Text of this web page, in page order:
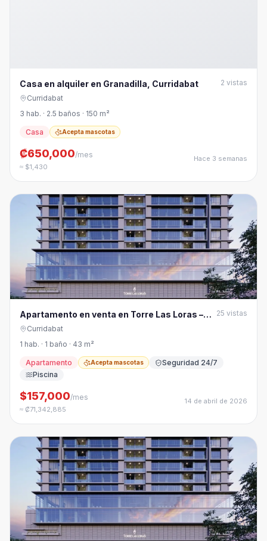
Casa en alquiler en Granadilla, Curridabat 2 vistas
Curridabat
3 hab. · 2.5 baños · 150 m²
Casa Acepta mascotas
₡650,000/mes
≈ $1,430
Hace 3 semanas
Apartamento en venta en Torre Las Loras –
Curridabat
25 vistas
Curridabat
1 hab. · 1 baño · 43 m²
Apartamento Acepta mascotas
Seguridad 24/7
Piscina
$157,000/mes
≈ ₡71,342,885
14 de abril de 2026